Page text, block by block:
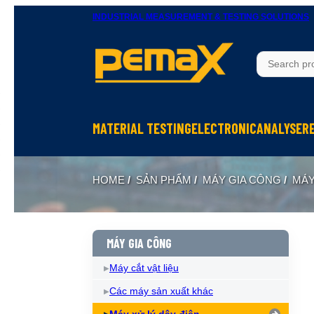
INDUSTRIAL MEASUREMENT & TESTING SOLUTIONS
MATERIAL TESTING
Thử độ bền vật liệu
Thử nghiệm rung
Máy đo độ cứng
Thiết bị chuẩn bị mẫu
ELECTRONIC
Meters, Anlyser
Test sản phẩm điện tử
ANALYSER
Thermal
HOME / SẢN PHẨM / MÁY GIA CÔNG /
MÁY GIA CÔNG
Máy cắt vật liệu
Các máy sản xuất khác